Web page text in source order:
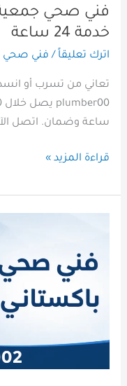
خدمة 24 ساعة
اترك تعليقاً / فني صحي
تعاني من تسرب أو
ساعة وضمان. اتصل الآن 60058002 لحل
ساعة
قراءة المزيد »
باكستاني
مع
ضمان